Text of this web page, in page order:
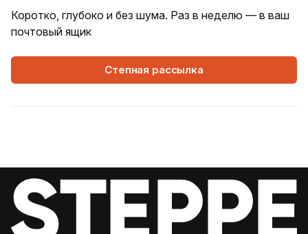
Коротко, глубоко и без шума. Раз в неделю — в ваш
почтовый ящик
Степная рассылка